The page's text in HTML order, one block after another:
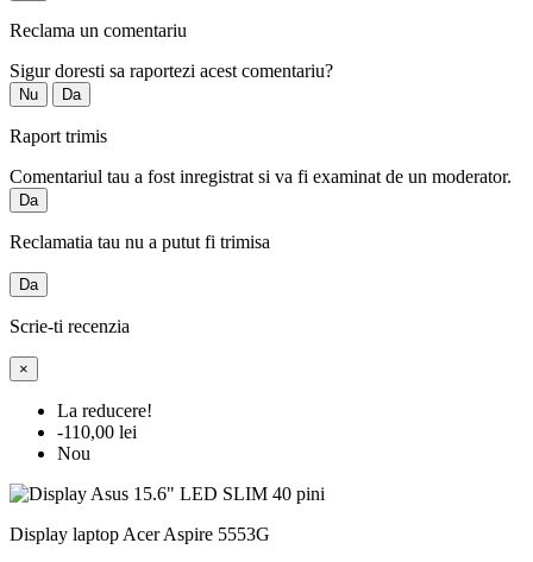
Reclama un comentariu
Sigur doresti sa raportezi acest comentariu?
Nu Da
Raport trimis
Comentariul tau a fost inregistrat si va fi examinat de un moderator.
Da
Reclamatia tau nu a putut fi trimisa
Da
Scrie-ti recenzia
×
La reducere!
-110,00 lei
Nou
Display laptop Acer Aspire 5553G